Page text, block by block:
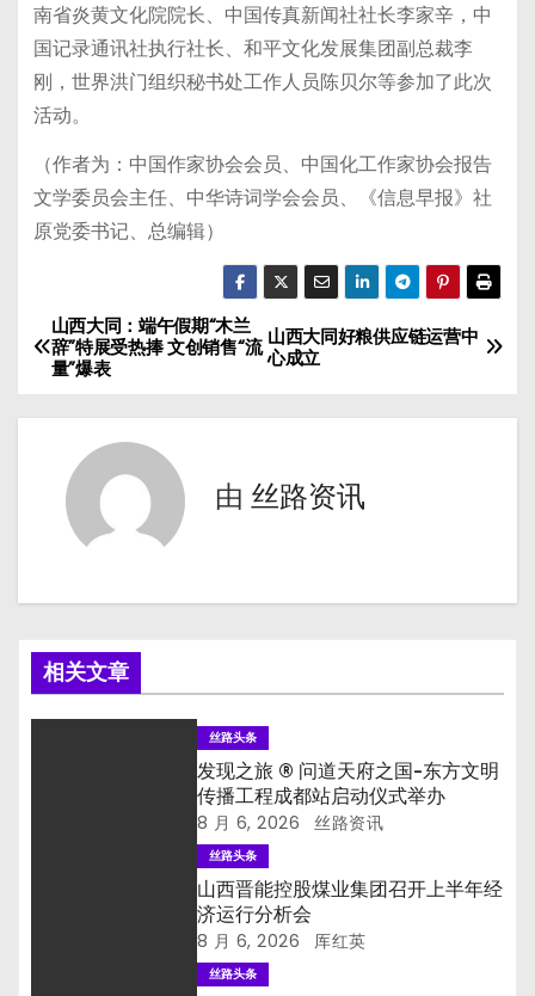
南省炎黄文化院院长、中国传真新闻社社长李家辛，中
国记录通讯社执行社长、和平文化发展集团副总裁李
刚，世界洪门组织秘书处工作人员陈贝尔等参加了此次
活动。
（作者为：中国作家协会会员、中国化工作家协会报告
文学委员会主任、中华诗词学会会员、《信息早报》社
原党委书记、总编辑）
文
章
航
山西大同好粮供应链运营中
心成立
山西大同：端午假期“木兰
辞”特展受热捧 文创销售“流
量”爆表
由 丝路资讯
相关文章
丝路头条
发现之旅 ® 问道天府之国-东方文明
传播工程成都站启动仪式举办
8 月 6, 2026 丝路资讯
丝路头条
山西晋能控股煤业集团召开上半年经
济运行分析会
8 月 6, 2026 厍红英
丝路头条